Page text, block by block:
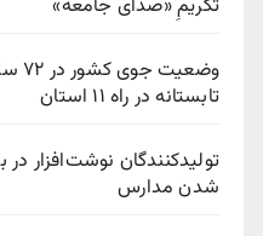
تکریمِ «صدای جامعه»
تابستانه در راه ۱۱ استان
تولیدکنندگان نوشت‌افزار
شدن مدارس